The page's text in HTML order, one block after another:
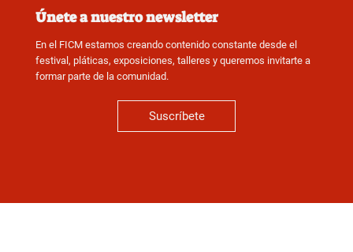
Únete a nuestro newsletter
En el FICM estamos creando contenido constante desde el
festival, pláticas, exposiciones, talleres y queremos invitarte a
formar parte de la comunidad.
Suscríbete